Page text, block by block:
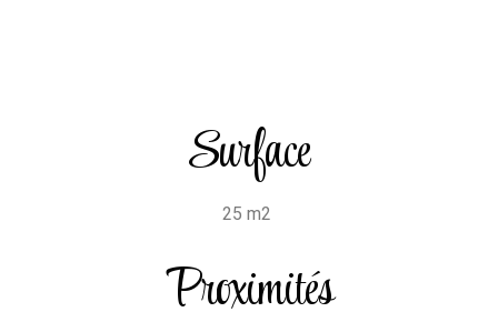
Surface
25 m2
Proximités